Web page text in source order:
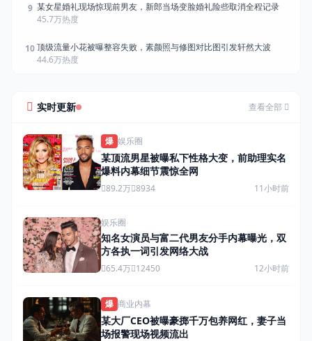
9 某女星婚礼现场惊现前男友，新郎当场变脸婚礼险些取消全程记录
45.7万热度
10顶级流量小花被曝整容失败，素颜照与修图对比图引发轩然大波
44.6万热度
实时更新 查看全部
爆 娱乐圈
某顶流男星被曝私下性格大变，前助理实名
爆料内幕细节震惊全网
89.2万 8934 11小时前
娱乐圈
知名女演员与富二代男友分手内幕曝光，双
方各执一词引发网络大战
65.4万 12450 12小时前
爆 商业内幕
某大厂CEO被曝豪掷千万包养网红，妻子当
场报警现场视频流出